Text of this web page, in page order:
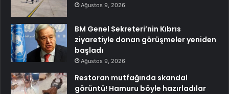
Ağustos 9, 2026
BM Genel Sekreteri’nin Kıbrıs
ziyaretiyle donan görüşmeler yeniden
başladı
Ağustos 9, 2026
Restoran mutfağında skandal
görüntü! Hamuru böyle hazırladılar